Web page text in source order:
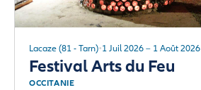
Lacaze (81 - Tarn) 1 Juil 2026 – 1 Août 2026
Festival Arts du Feu
OCCITANIE